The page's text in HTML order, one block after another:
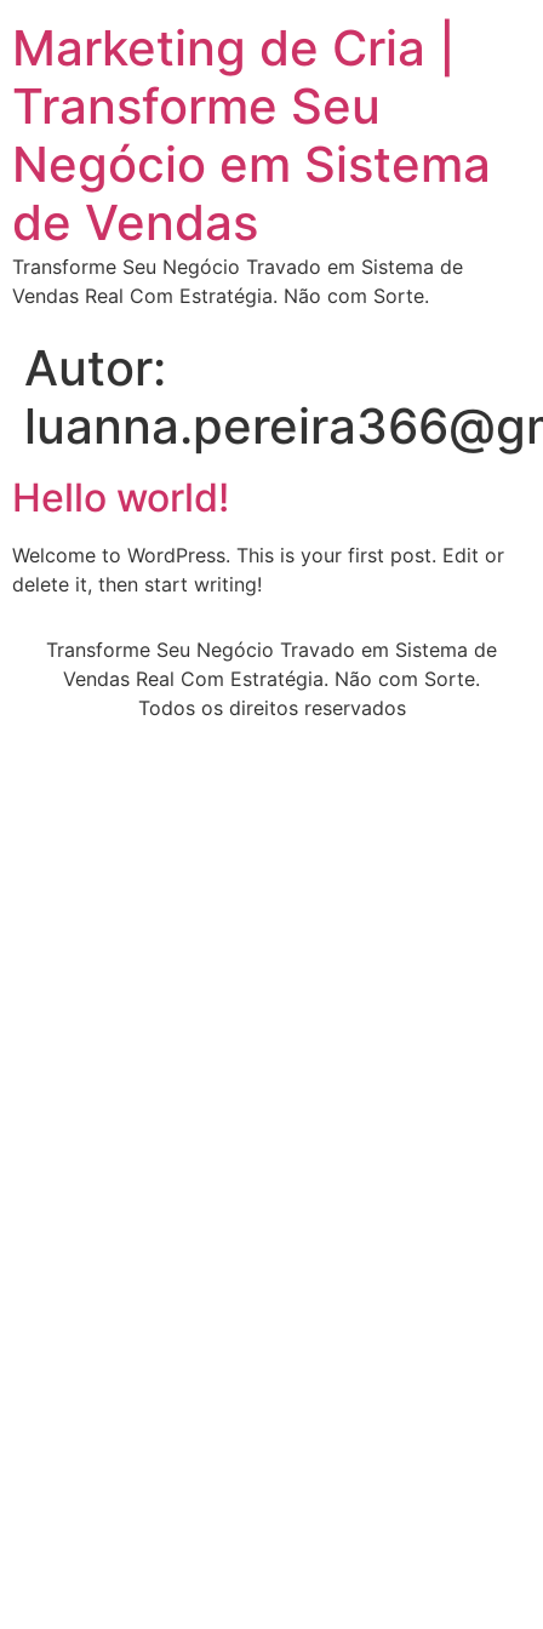
Marketing de Cria |
Transforme Seu
Negócio em Sistema
de Vendas
Transforme Seu Negócio Travado em Sistema de
Vendas Real Com Estratégia. Não com Sorte.
Autor:
Hello world!
Welcome to WordPress. This is your first post. Edit or
delete it, then start writing!
Transforme Seu Negócio Travado em Sistema de
Vendas Real Com Estratégia. Não com Sorte.
Todos os direitos reservados